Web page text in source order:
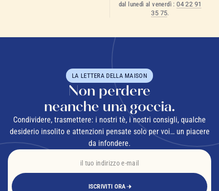
dal lunedì al venerdì :04 22 91
35 75.
LA LETTERA DELLA MAISON
Non perdere
neanche una goccia.
Condividere, trasmettere: i nostri tè, i nostri consigli, qualche
desiderio insolito e attenzioni pensate solo per voi… un piacere
da infondere.
ISCRIVITI ORA